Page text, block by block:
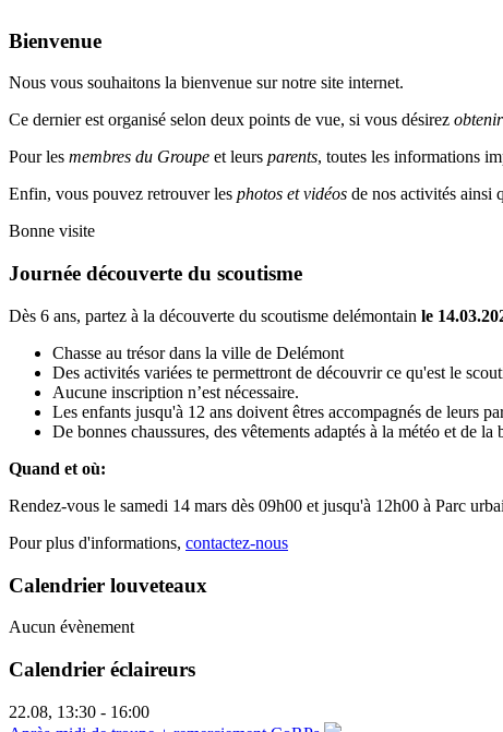
Bienvenue
Nous vous souhaitons la bienvenue sur notre site internet.
Ce dernier est organisé selon deux points de vue, si vous désirez
Pour les membres du Groupe et leurs parents, toutes les informations
Enfin, vous pouvez retrouver les photos et vidéos de nos activités ainsi
Bonne visite
Journée découverte du scoutisme
Dès 6 ans, partez à la découverte du scoutisme delémontain le
Chasse au trésor dans la ville de Delémont
Des activités variées te permettront de découvrir ce qu'est le
Aucune inscription n’est nécessaire.
Les enfants jusqu'à 12 ans doivent êtres accompagnés de leurs
De bonnes chaussures, des vêtements adaptés à la météo et de
Quand et où:
Rendez-vous le samedi 14 mars dès 09h00 et jusqu'à 12h00 à Parc
Pour plus d'informations, contactez-nous
Calendrier louveteaux
Aucun évènement
Calendrier éclaireurs
22.08, 13:30 - 16:00